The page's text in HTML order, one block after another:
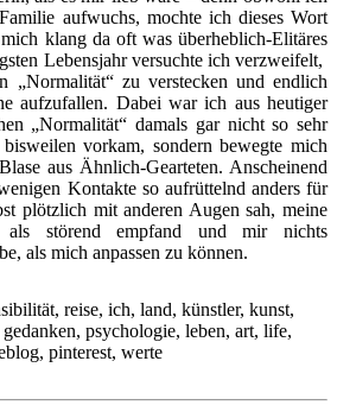
aufwuchs, mochte ich dieses Wort
klang da oft was überheblich-Elitäres
Lebensjahr versuchte ich verzweifelt,
„Normalität“ zu verstecken und endlich
aufzufallen. Dabei war ich aus heutiger
„Normalität“ damals gar nicht so sehr
vorkam, sondern bewegte mich
aus Ähnlich-Gearteten. Anscheinend
Kontakte so aufrüttelnd anders für
plötzlich mit anderen Augen sah, meine
als störend empfand und mir nichts
als mich anpassen zu können.